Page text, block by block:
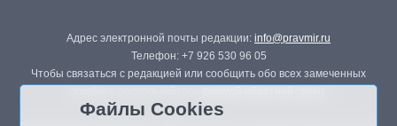
Адрес электронной почты редакции: info@pravmir.ru
Телефон: +7 926 530 96 05
Чтобы связаться с редакцией или сообщить обо всех замеченных
Файлы Cookies